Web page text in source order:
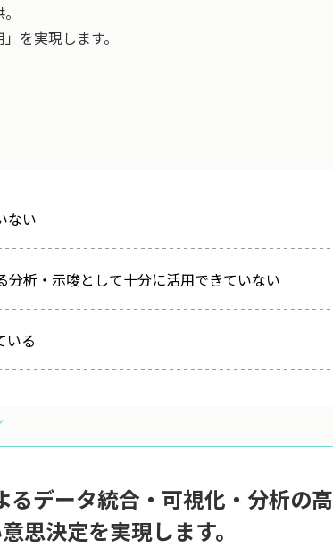
を実現します。
ない
析・示唆として十分に活用できていない
いる
データ統合・可視化・分析の高
思決定を実現します。